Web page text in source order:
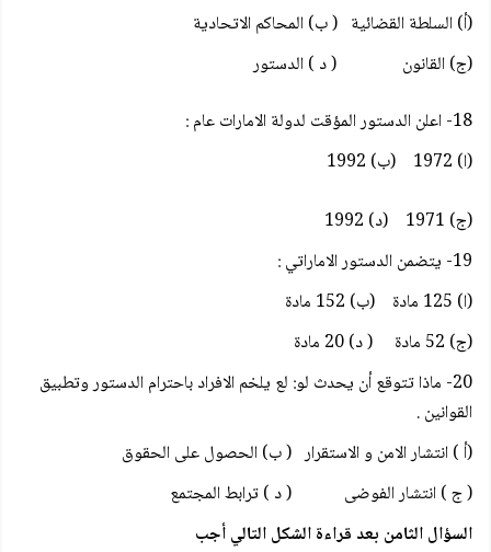
(أ) السلطة القضائية ( ب) المحاكم الاتحادية
(ج) القانون ( د ) الدستور
18- اعلن الدستور المؤقت لدولة الامارات عام :
(ا) 1972 (ب) 1992
(ج) 1971 (د) 1992
19- يتضمن الدستور الاماراتي :
(ا) 125 مادة (ب) 152 مادة
(ج) 52 مادة ( د) 20 مادة
20- ماذا تتوقع أن يحدث لو: لع يلخم الافراد باحترام الدستور وتطبيق
القوانين .
(أ ) انتشار الامن و الاستقرار ( ب) الحصول على الحقوق
( ج ) انتشار الفوضى ( د ) ترابط المجتمع
السؤال الثامن بعد قراءة الشكل التالي أجب